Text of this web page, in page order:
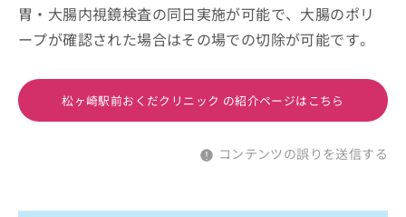
胃・大腸内視鏡検査の同日実施が可能で、大腸のポリ
ープが確認された場合はその場での切除が可能です。
松ヶ崎駅前おくだクリニック の紹介ページはこちら
コンテンツの誤りを送信する